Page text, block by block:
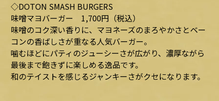
◇DOTON SMASH BURGERS
味噌マヨバーガー 1,700円（税込）
味噌のコク深い香りに、マヨネーズのまろやかさとベー
コンの香ばしさが重なる人気バーガー。
噛むほどにパティのジューシーさが広がり、濃厚ながら
最後まで飽きずに楽しめる逸品です。
和のテイストを感じるジャンキーさがクセになります。